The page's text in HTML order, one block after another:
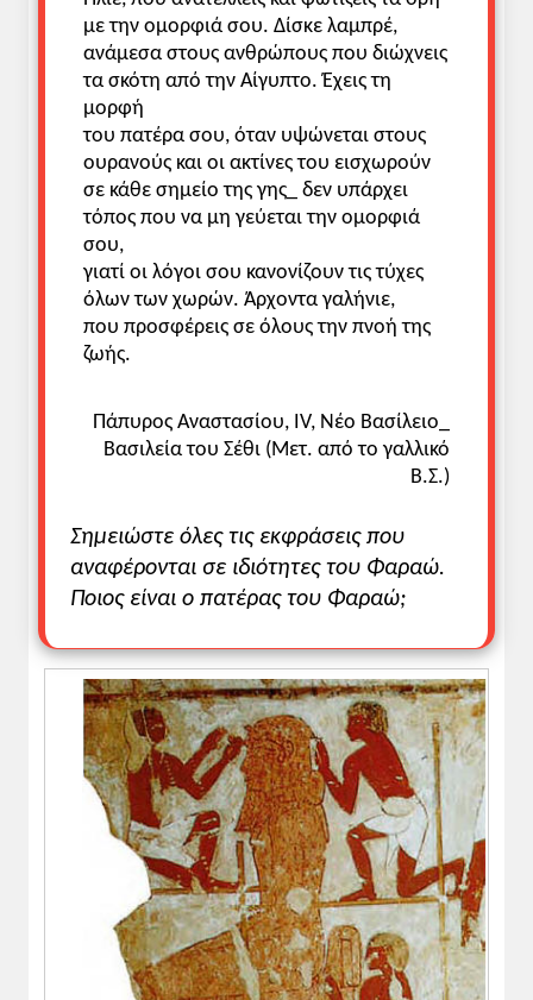
με την ομορφιά σου. Δίσκε λαμπρέ,
ανάμεσα στους ανθρώπους που διώχνεις
τα σκότη από την Αίγυπτο. Έχεις τη
μορφή
του πατέρα σου, όταν υψώνεται στους
ουρανούς και οι ακτίνες του εισχωρούν
σε κάθε σημείο της γης_ δεν υπάρχει
τόπος που να μη γεύεται την ομορφιά
σου,
γιατί οι λόγοι σου κανονίζουν τις τύχες
όλων των χωρών. Άρχοντα γαλήνιε,
που προσφέρεις σε όλους την πνοή της
ζωής.
Πάπυρος Αναστασίου, IV, Νέο Βασίλειο_
Βασιλεία του Σέθι (Μετ. από το γαλλικό
Β.Σ.)
Σημειώστε όλες τις εκφράσεις που
αναφέρονται σε ιδιότητες του Φαραώ.
Ποιος είναι ο πατέρας του Φαραώ;